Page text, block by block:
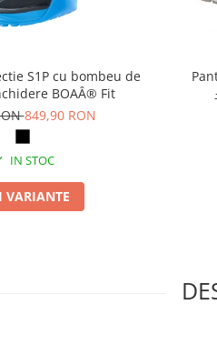
S1P cu bombeu de
BOAÂ® Fit
849,90 RON
IN STOC
VARIANTE